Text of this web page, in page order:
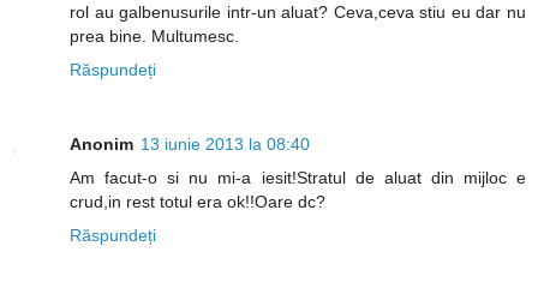
rol au galbenusurile intr-un aluat? Ceva,ceva stiu eu dar nu
prea bine. Multumesc.
Răspundeți
Anonim 13 iunie 2013 la 08:40
Am facut-o si nu mi-a iesit!Stratul de aluat din mijloc e
crud,in rest totul era ok!!Oare dc?
Răspundeți